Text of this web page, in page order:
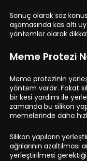
Sonuç olarak söz
aşamasında kas altı
yöntemler olarak
Meme Protezi
Meme protezinin
yöntem vardır. Fakat
bir kesi yardımı ile
zamanda bu silikon
memelerinde daha
Silikon yapıların
ağrılarının
yerleştirilmesi